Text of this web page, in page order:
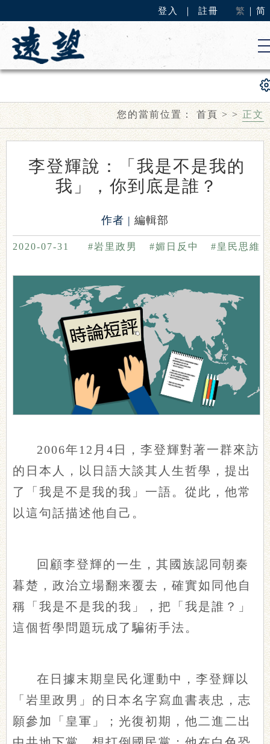
登入 註冊 繁 简
您的當前位置：首頁>>正文
李登輝說：「我是不是我的
我」，你到底是誰？
作者 | 編輯部
2020-07-31 #皇民思維
#媚日反中
#岩里政男
2006年12月4日，李登輝對著一群來訪
的日本人，以日語大談其人生哲學，提出
了「我是不是我的我」一語。從此，他常
以這句話描述他自己。
回顧李登輝的一生，其國族認同朝秦
暮楚，政治立場翻来覆去，確實如同他自
稱「我是不是我的我」，把「我是誰？」
這個哲學問題玩成了騙術手法。
在日據末期皇民化運動中，李登輝以
「岩里政男」的日本名字寫血書表忠，志
願參加「皇軍」；光復初期，他二進二出